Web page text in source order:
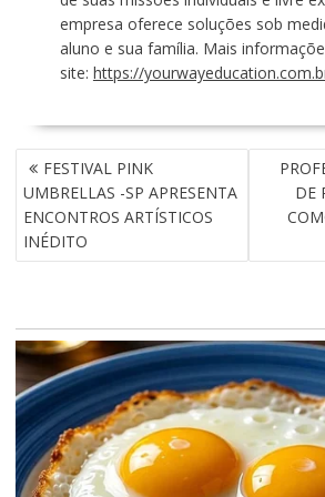
empresa oferece soluções sob
aluno e sua família. Mais
site: https://
N
A
V
G
Ã
O
D
E
P
O
S
FESTIVAL PINK
UMBRELLAS -SP APRESENTA
ENCONTROS ARTÍSTICOS
INÉDITO
DE